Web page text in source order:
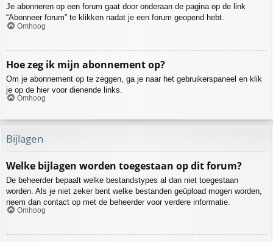
Je abonneren op een forum gaat door onderaan de pagina op de link
“Abonneer forum” te klikken nadat je een forum geopend hebt.
Omhoog
Hoe zeg ik mijn abonnement op?
Om je abonnement op te zeggen, ga je naar het gebruikerspaneel en klik
je op de hier voor dienende links.
Omhoog
Bijlagen
Welke bijlagen worden toegestaan op dit forum?
De beheerder bepaalt welke bestandstypes al dan niet toegestaan
worden. Als je niet zeker bent welke bestanden geüpload mogen worden,
neem dan contact op met de beheerder voor verdere informatie.
Omhoog